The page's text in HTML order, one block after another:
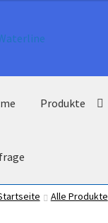
Produkte
Alle Produkte